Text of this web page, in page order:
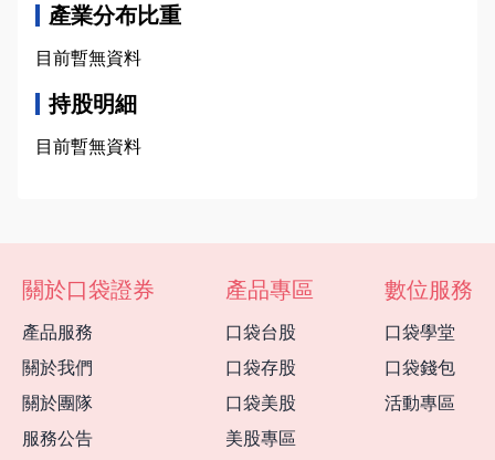
產業分布比重
目前暫無資料
持股明細
目前暫無資料
關於口袋證券
產品服務
關於我們
關於團隊
服務公告
產品專區
口袋台股
口袋存股
口袋美股
美股專區
數位服務
口袋學堂
口袋錢包
活動專區